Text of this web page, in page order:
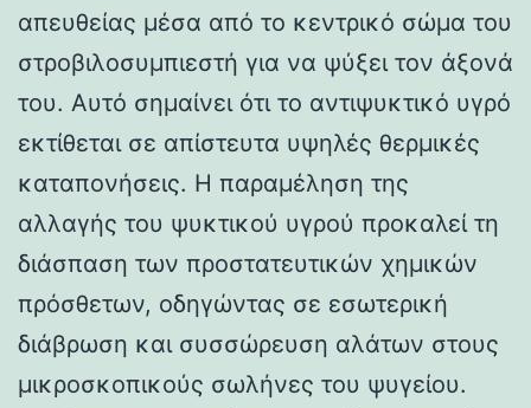
απευθείας μέσα από το κεντρικό σώμα του
στροβιλοσυμπιεστή για να ψύξει τον άξονά
του. Αυτό σημαίνει ότι το αντιψυκτικό υγρό
εκτίθεται σε απίστευτα υψηλές θερμικές
καταπονήσεις. Η παραμέληση της
αλλαγής του ψυκτικού υγρού προκαλεί τη
διάσπαση των προστατευτικών χημικών
πρόσθετων, οδηγώντας σε εσωτερική
διάβρωση και συσσώρευση αλάτων στους
μικροσκοπικούς σωλήνες του ψυγείου.